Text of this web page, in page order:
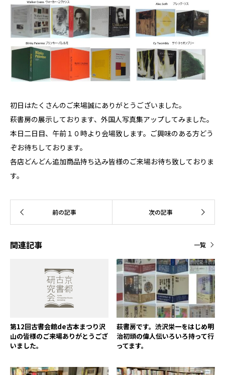
初日はたくさんのご来場誠にありがとうございました。
萩書房の展示しております、外国人写真集アップしてみました。
本日二日目、午前１０時より会場致します。ご興味のある方どう
ぞお待ちしております。
各店どんどん追加商品持ち込み皆様のご来場お待ち致しておりま
す。
関連記事 一覧
第12回古書会館de古本まつり沢
山の皆様のご来場ありがとうござ
いました。
萩書房です。渋沢栄一をはじめ明
治初頭の偉人伝いろいろ持って行
ってます。